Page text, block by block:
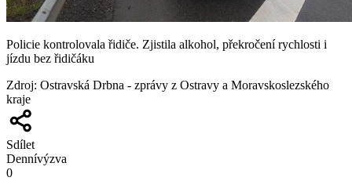
Policie kontrolovala řidiče. Zjistila alkohol, překročení rychlosti i
jízdu bez řidičáku
Zdroj: Ostravská Drbna - zprávy z Ostravy a Moravskoslezského
kraje
Sdílet
Dennívýzva
0